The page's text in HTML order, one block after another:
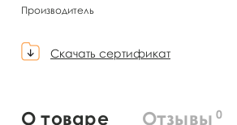
Производитель
Скачать сертификат
О товаре Отзывы 0